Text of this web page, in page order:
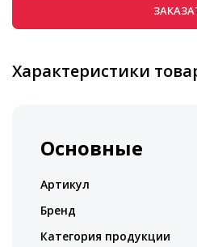
Характеристики
Основные
Артикул
Бренд
Категория продукции